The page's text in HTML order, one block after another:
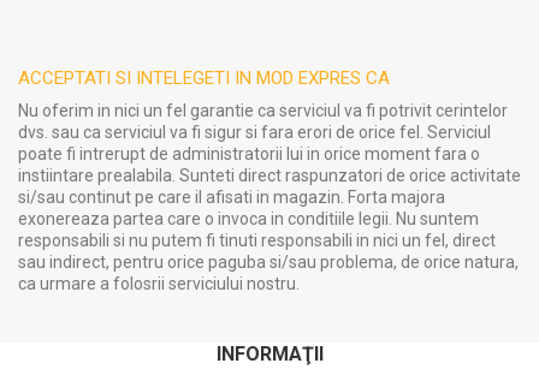
ACCEPTATI SI INTELEGETI IN MOD EXPRES CA
Nu oferim in nici un fel garantie ca serviciul va fi potrivit cerintelor
dvs. sau ca serviciul va fi sigur si fara erori de orice fel. Serviciul
poate fi intrerupt de administratorii lui in orice moment fara o
instiintare prealabila. Sunteti direct raspunzatori de orice activitate
si/sau continut pe care il afisati in magazin. Forta majora
exonereaza partea care o invoca in conditiile legii. Nu suntem
responsabili si nu putem fi tinuti responsabili in nici un fel, direct
sau indirect, pentru orice paguba si/sau problema, de orice natura,
ca urmare a folosrii serviciului nostru.
INFORMAŢII